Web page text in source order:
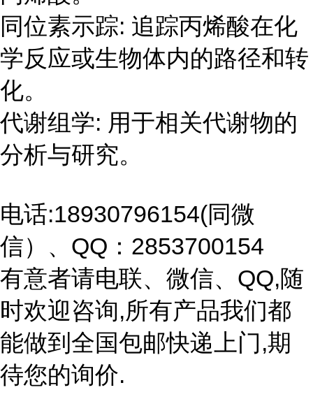
同位素示踪: 追踪丙烯酸在化
学反应或生物体内的路径和转
化。
代谢组学: 用于相关代谢物的
分析与研究。
电话:18930796154(同微
信）、QQ：2853700154
有意者请电联、微信、QQ,随
时欢迎咨询,所有产品我们都
能做到全国包邮快递上门,期
待您的询价.